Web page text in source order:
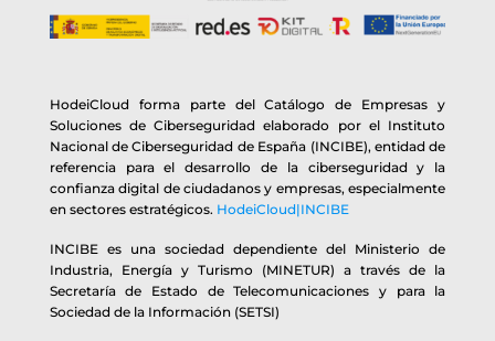
HodeiCloud forma parte del Catálogo de Empresas y
Soluciones de Ciberseguridad elaborado por el Instituto
Nacional de Ciberseguridad de España (INCIBE), entidad de
referencia para el desarrollo de la ciberseguridad y la
confianza digital de ciudadanos y empresas, especialmente
en sectores estratégicos. HodeiCloud|INCIBE
INCIBE es una sociedad dependiente del Ministerio de
Industria, Energía y Turismo (MINETUR) a través de la
Secretaría de Estado de Telecomunicaciones y para la
Sociedad de la Información (SETSI)